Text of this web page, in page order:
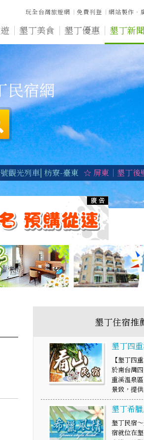
墾丁美食 墾丁優惠 墾丁新聞
玩全台灣旅遊網 免費刊登 網站製作‧
民宿網
觀光列車| 枋寮-臺東 ☆ 屏東｜墾丁後
墾丁住宿推
墾丁四
【墾丁四
於南台灣
重溪溫泉
景致，提
墾丁希
墾丁民宿
宿就位在